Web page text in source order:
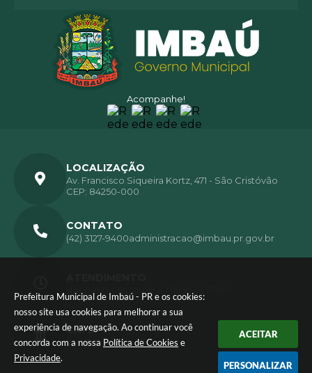
Prefeitura Municipal de Imbaú - PR e os cookies:
nosso site usa cookies para melhorar a sua
experiência de navegação. Ao continuar você
concorda com a nossa Política de Cookies e
Privacidade.
ACEITAR
PERSONALIZAR
Acompanhe!
LOCALIZAÇÃO
Av. Francisco Siqueira Kortz, 471 - São Cristóvão
CEP: 84250-000
CONTATO
(42) 3127-9400administracao@imbau.pr.gov.br
CNPJ
01.613.770/0001-72